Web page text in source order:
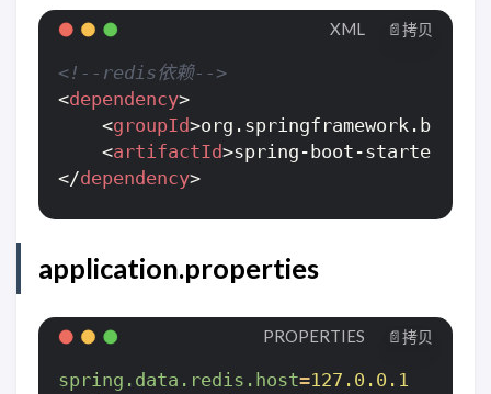
<!--redis依赖-->
<dependency>
<groupId>org.springframework.boot
<artifactId>spring-boot-starter-
</dependency>
📄拷贝
XML
application.properties
spring.data.redis.host=127.0.0.1
📄拷贝
PROPERTIES